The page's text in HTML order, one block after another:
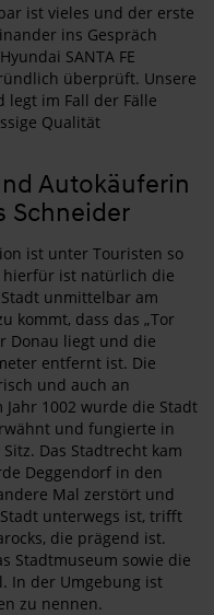
ist vieles und der erste
ins Gespräch
SANTA FE
überprüft. Unsere
legt im Fall der Fälle
Qualität
Autokäuferin
Schneider
ist unter Touristen so
hierfür ist natürlich die
unmittelbar am
kommt, dass das „Tor
Donau liegt und die
entfernt ist. Die
und auch an
1002 wurde die Stadt
und fungierte in
Das Stadtrecht kam
Deggendorf in den
Mal zerstört und
unterwegs ist, trifft
die prägend ist.
Stadtmuseum sowie die
In der Umgebung ist
zu nennen.